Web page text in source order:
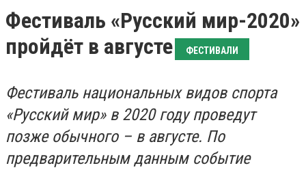
Фестиваль «Русский мир-2020»
пройдёт в августе
ФЕСТИВАЛИ
Фестиваль национальных видов спорта
«Русский мир» в 2020 году проведут
позже обычного – в августе. По
предварительным данным событие